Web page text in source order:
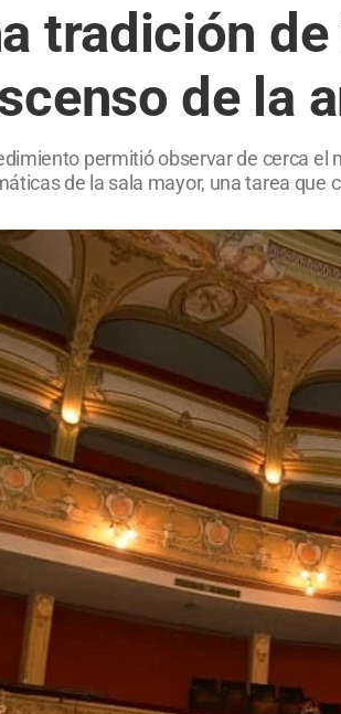
tradición
de la
permitió observar de cerca
de la sala mayor, una tarea que